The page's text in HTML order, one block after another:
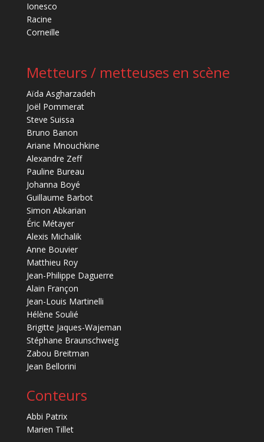
Ionesco
Racine
Corneille
Metteurs / metteuses en scène
Aïda Asgharzadeh
Joël Pommerat
Steve Suissa
Bruno Banon
Ariane Mnouchkine
Alexandre Zeff
Pauline Bureau
Johanna Boyé
Guillaume Barbot
Simon Abkarian
Éric Métayer
Alexis Michalik
Anne Bouvier
Matthieu Roy
Jean-Philippe Daguerre
Alain Françon
Jean-Louis Martinelli
Hélène Soulié
Brigitte Jaques-Wajeman
Stéphane Braunschweig
Zabou Breitman
Jean Bellorini
Conteurs
Abbi Patrix
Marien Tillet